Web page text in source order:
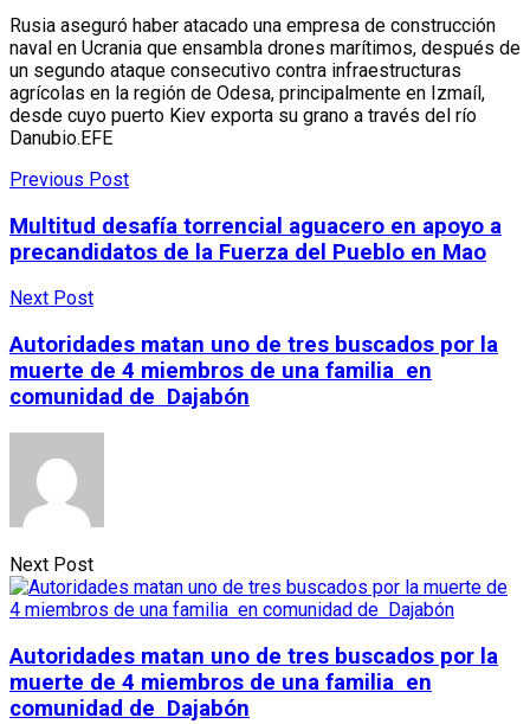
Rusia aseguró haber atacado una empresa de construcción
naval en Ucrania que ensambla drones marítimos, después de
un segundo ataque consecutivo contra infraestructuras
agrícolas en la región de Odesa, principalmente en Izmaíl,
desde cuyo puerto Kiev exporta su grano a través del río
Danubio.EFE
Previous Post
Multitud desafía torrencial aguacero en apoyo a
precandidatos de la Fuerza del Pueblo en Mao
Next Post
Autoridades matan uno de tres buscados por la
muerte de 4 miembros de una familia en
comunidad de Dajabón
Next Post
Autoridades matan uno de tres buscados por la
muerte de 4 miembros de una familia en
comunidad de Dajabón